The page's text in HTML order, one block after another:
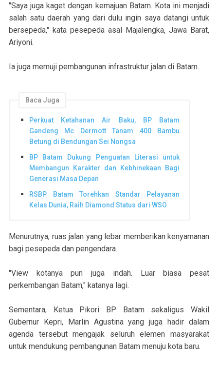
"Saya juga kaget dengan kemajuan Batam. Kota ini menjadi
salah satu daerah yang dari dulu ingin saya datangi untuk
bersepeda," kata pesepeda asal Majalengka, Jawa Barat,
Ariyoni.
Ia juga memuji pembangunan infrastruktur jalan di Batam.
Baca Juga
Perkuat Ketahanan Air Baku, BP Batam
Gandeng Mc Dermott Tanam 400 Bambu
Betung di Bendungan Sei Nongsa
BP Batam Dukung Penguatan Literasi untuk
Membangun Karakter dan Kebhinekaan Bagi
Generasi Masa Depan
RSBP Batam Torehkan Standar Pelayanan
Kelas Dunia, Raih Diamond Status dari WSO
Menurutnya, ruas jalan yang lebar memberikan kenyamanan
bagi pesepeda dan pengendara.
"View kotanya pun juga indah. Luar biasa pesat
perkembangan Batam," katanya lagi.
Sementara, Ketua Pikori BP Batam sekaligus Wakil
Gubernur Kepri, Marlin Agustina yang juga hadir dalam
agenda tersebut mengajak seluruh elemen masyarakat
untuk mendukung pembangunan Batam menuju kota baru.